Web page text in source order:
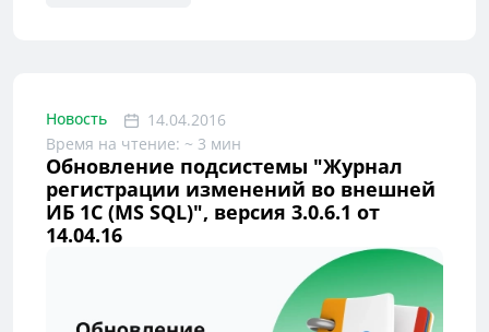
Новость
14.04.2016
Время на чтение: ~ 3 мин
Обновление подсистемы "Журнал
регистрации изменений во внешней
ИБ 1С (MS SQL)", версия 3.0.6.1 от
14.04.16